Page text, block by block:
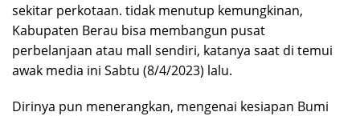
sekitar perkotaan. tidak menutup kemungkinan,
Kabupaten Berau bisa membangun pusat
perbelanjaan atau mall sendiri, katanya saat di temui
awak media ini Sabtu (8/4/2023) lalu.
Dirinya pun menerangkan, mengenai kesiapan Bumi